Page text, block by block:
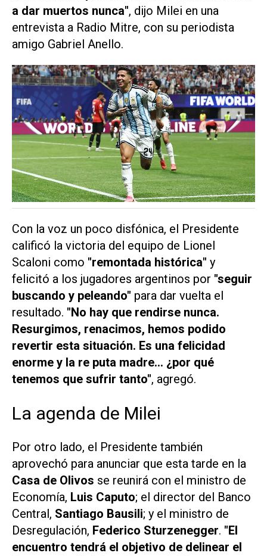
a dar muertos nunca", dijo Milei en una
entrevista a Radio Mitre, con su periodista
amigo Gabriel Anello.
Con la voz un poco disfónica, el Presidente
calificó la victoria del equipo de Lionel
Scaloni como "remontada histórica" y
felicitó a los jugadores argentinos por "seguir
buscando y peleando" para dar vuelta el
resultado. "No hay que rendirse nunca.
Resurgimos, renacimos, hemos podido
revertir esta situación. Es una felicidad
enorme y la re puta madre... ¿por qué
tenemos que sufrir tanto", agregó.
La agenda de Milei
Por otro lado, el Presidente también
aprovechó para anunciar que esta tarde en la
Casa de Olivos se reunirá con el ministro de
Economía, Luis Caputo; el director del Banco
Central, Santiago Bausili; y el ministro de
Desregulación, Federico Sturzenegger. "El
encuentro tendrá el objetivo de delinear el